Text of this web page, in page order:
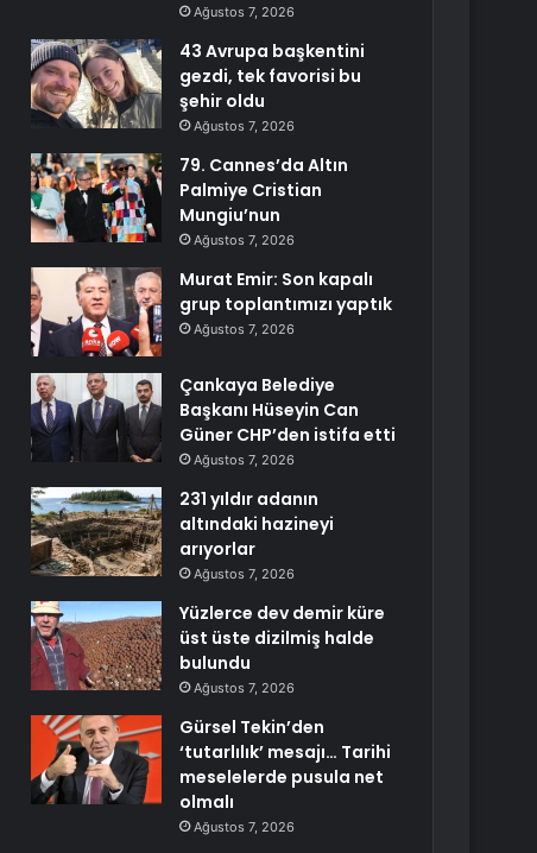
Ağustos 7, 2026
43 Avrupa başkentini
gezdi, tek favorisi bu
şehir oldu
Ağustos 7, 2026
79. Cannes’da Altın
Palmiye Cristian
Mungiu’nun
Ağustos 7, 2026
Murat Emir: Son kapalı
grup toplantımızı yaptık
Ağustos 7, 2026
Çankaya Belediye
Başkanı Hüseyin Can
Güner CHP’den istifa etti
Ağustos 7, 2026
231 yıldır adanın
altındaki hazineyi
arıyorlar
Ağustos 7, 2026
Yüzlerce dev demir küre
üst üste dizilmiş halde
bulundu
Ağustos 7, 2026
Gürsel Tekin’den
‘tutarlılık’ mesajı… Tarihi
meselelerde pusula net
olmalı
Ağustos 7, 2026